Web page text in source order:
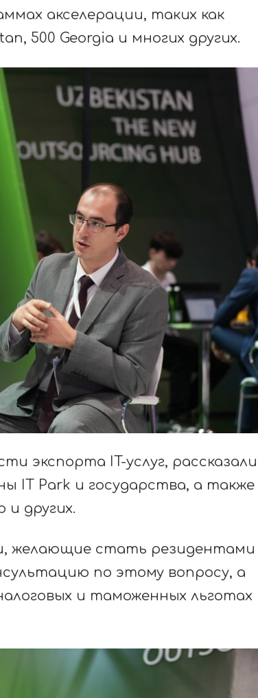
акселерации, таких как
500 Georgia и многих других.
экспорта IT-услуг,
IT Park и государства, а также
и других.
желающие стать резидентами
по этому вопросу, а
и таможенных льготах